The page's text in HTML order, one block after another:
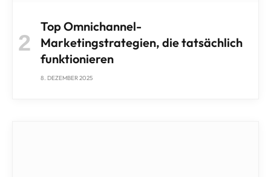
Top Omnichannel-
Marketingstrategien, die tatsächlich
funktionieren
8. DEZEMBER 2025